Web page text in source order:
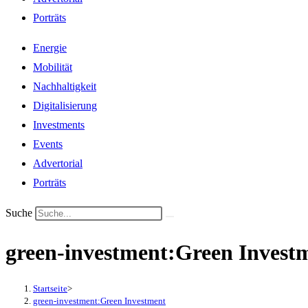
Porträts
Energie
Mobilität
Nachhaltigkeit
Digitalisierung
Investments
Events
Advertorial
Porträts
Suche
green-investment:Green
Startseite>
green-investment:Green Investment